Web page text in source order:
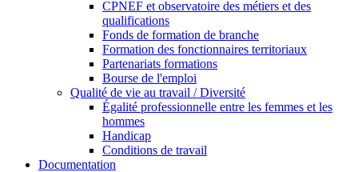
CPNEF et observatoire des métiers et des
qualifications
Fonds de formation de branche
Formation des fonctionnaires territoriaux
Partenariats formations
Bourse de l'emploi
Qualité de vie au travail / Diversité
Égalité professionnelle entre les femmes et les
hommes
Handicap
Conditions de travail
Documentation